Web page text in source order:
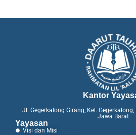
Kantor
Jl. Gegerkalong Girang, Kel.
Jawa Barat
Yayasan
Visi dan Misi